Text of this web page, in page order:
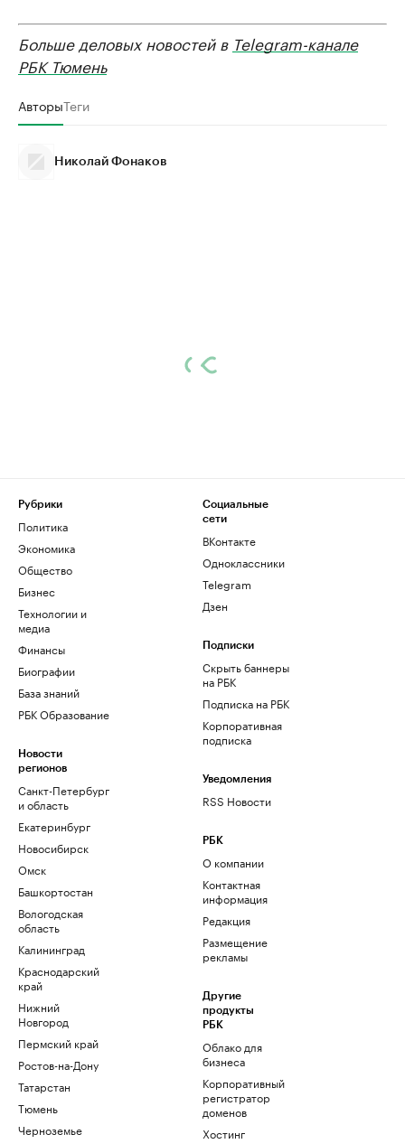
Больше деловых новостей в Telegram-канале
РБК Тюмень
АвторыТеги
Николай Фонаков
Рубрики
Политика
Экономика
Общество
Бизнес
Технологии и
медиа
Финансы
Биографии
База знаний
РБК Образование
Новости
регионов
Санкт-Петербург
и область
Екатеринбург
Новосибирск
Омск
Башкортостан
Вологодская
область
Калининград
Краснодарский
край
Нижний
Новгород
Пермский край
Ростов-на-Дону
Татарстан
Тюмень
Черноземье
Социальные
сети
ВКонтакте
Одноклассники
Telegram
Дзен
Подписки
Скрыть баннеры
на РБК
Подписка на РБК
Корпоративная
подписка
Уведомления
RSS Новости
РБК
О компании
Контактная
информация
Редакция
Размещение
рекламы
Другие
продукты
РБК
Облако для
бизнеса
Корпоративный
регистратор
доменов
Хостинг